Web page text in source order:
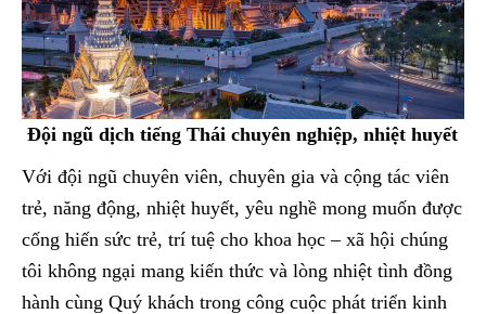
Đội ngũ dịch tiếng Thái chuyên nghiệp, nhiệt huyết
Với đội ngũ chuyên viên, chuyên gia và cộng tác viên
trẻ, năng động, nhiệt huyết, yêu nghề mong muốn được
cống hiến sức trẻ, trí tuệ cho khoa học – xã hội chúng
tôi không ngại mang kiến thức và lòng nhiệt tình đồng
hành cùng Quý khách trong công cuộc phát triển kinh